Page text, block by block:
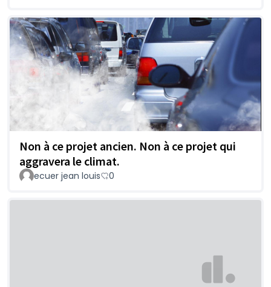
Non à ce projet ancien. Non à ce projet qui
aggravera le climat.
ecuer jean louis 0